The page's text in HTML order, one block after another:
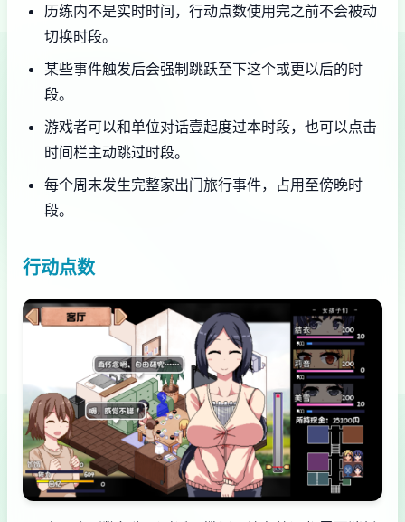
历练内不是实时时间，行动点数使用完之前不会被动
切换时段。
某些事件触发后会强制跳跃至下这个或更以后的时
段。
游戏者可以和单位对话壹起度过本时段，也可以点击
时间栏主动跳过时段。
每个周末发生完整家出门旅行事件，占用至傍晚时
段。
行动点数